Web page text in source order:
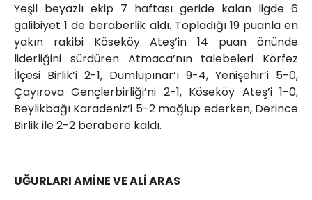
Yeşil beyazlı ekip 7 haftası geride kalan ligde 6
galibiyet 1 de beraberlik aldı. Topladığı 19 puanla en
yakın rakibi Köseköy Ateş’in 14 puan önünde
liderliğini sürdüren Atmaca’nın talebeleri Körfez
İlçesi Birlik’i 2-1, Dumlupınar’ı 9-4, Yenişehir’i 5-0,
Çayırova Gençlerbirliği’ni 2-1, Köseköy Ateş’i 1-0,
Beylikbağı Karadeniz’i 5-2 mağlup ederken, Derince
Birlik ile 2-2 berabere kaldı.
UĞURLARI AMİNE VE ALİ ARAS